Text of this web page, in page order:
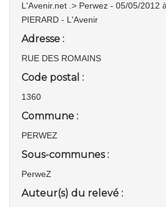
L'Avenir.net .> Perwez - 05/05/2012
PIERARD - L'Avenir
Adresse :
RUE DES ROMAINS
Code postal :
1360
Commune :
PERWEZ
Sous-communes :
PerweZ
Auteur(s) du relevé :